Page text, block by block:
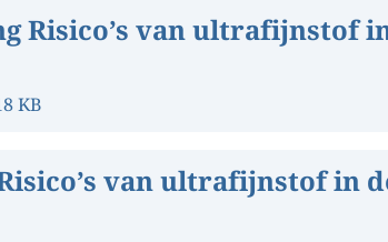
Risico’s van ultrafijnstof
KB
van ultrafijnstof in